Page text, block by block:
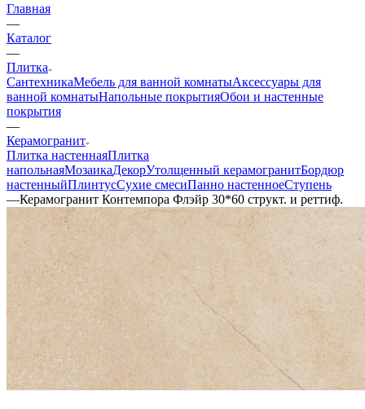
Главная
—
Каталог
—
Плитка
СантехникаМебель для ванной комнатыАксессуары для
ванной комнатыНапольные покрытияОбои и настенные
покрытия
—
Керамогранит
Плитка настеннаяПлитка
напольнаяМозаикаДекорУтолщенный керамогранитБордюр
настенныйПлинтусСухие смесиПанно настенноеСтупень
—Керамогранит Контемпора Флэйр 30*60 структ. и реттиф.